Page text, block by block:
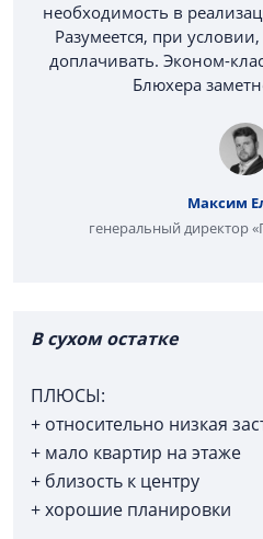
необходимость в
Разумеется, при
доплачивать. Эконом-
Блюхера
Максим
генеральный директор
В сухом остатке
ПЛЮСЫ:
+ относительно низкая
+ мало квартир на этаже
+ близость к центру
+ хорошие планировки